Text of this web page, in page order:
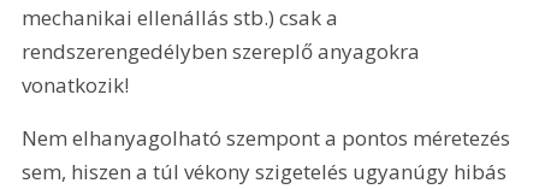
mechanikai ellenállás stb.) csak a
rendszerengedélyben szereplő anyagokra
vonatkozik!
Nem elhanyagolható szempont a pontos méretezés
sem, hiszen a túl vékony szigetelés ugyanúgy hibás